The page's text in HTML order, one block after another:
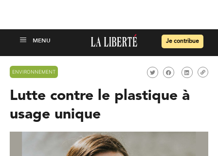
Je contribue
ENVIRONNEMENT
Lutte contre le plastique à
usage unique